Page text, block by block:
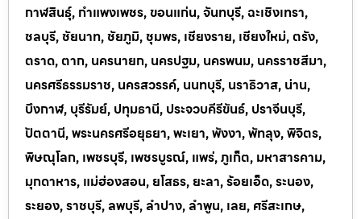
กาฬสินธุ์, กำแพงเพชร, ขอนแก่น, จันทบุรี, ฉะเชิงเทรา,
ชลบุรี, ชัยนาท, ชัยภูมิ, ชุมพร, เชียงราย, เชียงใหม่, ตรัง,
ตราด, ตาก, นครนายก, นครปฐม, นครพนม, นครราชสีมา,
นครศรีธรรมราช, นครสวรรค์, นนทบุรี, นราธิวาส, น่าน,
บึงกาฬ, บุรีรัมย์, ปทุมธานี, ประจวบคีรีขันธ์, ปราจีนบุรี,
ปัตตานี, พระนครศรีอยุธยา, พะเยา, พังงา, พัทลุง, พิจิตร,
พิษณุโลก, เพชรบุรี, เพชรบูรณ์, แพร่, ภูเก็ต, มหาสารคาม,
มุกดาหาร, แม่ฮ่องสอน, ยโสธร, ยะลา, ร้อยเอ็ด, ระนอง,
ระยอง, ราชบุรี, ลพบุรี, ลำปาง, ลำพูน, เลย, ศรีสะเกษ,